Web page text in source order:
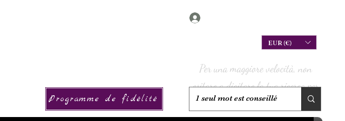
EUR (€)
Programme de fidélité
Per una maggiore velocità, non
esitare a digitare la tua ricerca per
verificare se è disponibile!